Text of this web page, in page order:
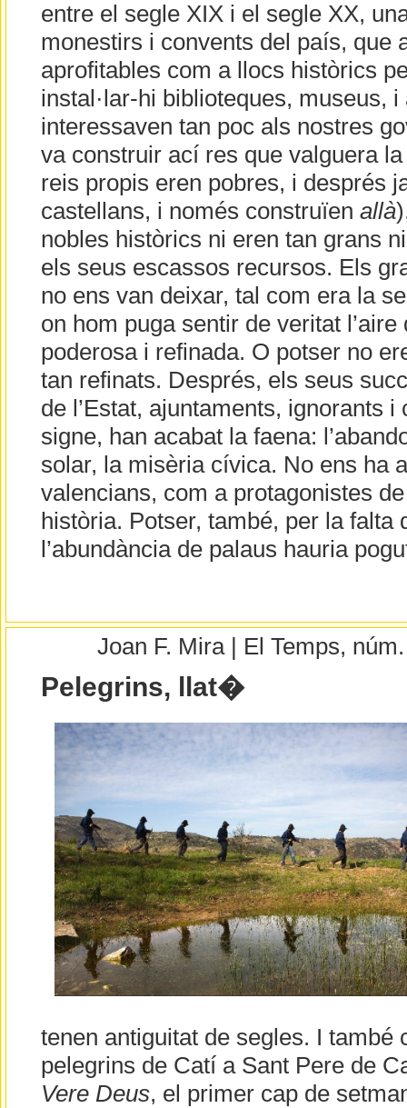
entre el segle XIX i el segle XX,
monestirs i convents del país, que
aprofitables com a llocs històrics
instal·lar-hi biblioteques, museus,
interessaven tan poc als nostres
va construir ací res que valguera
reis propis eren pobres, i després
castellans, i només construïen allà
nobles històrics ni eren tan grans
els seus escassos recursos. Els
no ens van deixar, tal com era la
on hom puga sentir de veritat l’aire
poderosa i refinada. O potser no
tan refinats. Després, els seus
de l’Estat, ajuntaments, ignorants
signe, han acabat la faena:
solar, la misèria cívica. No ens ha
valencians, com a protagonistes
història. Potser, també, per la falta
l’abundància de palaus hauria
Joan F. Mira | El Temps,
Pelegrins, llat�
tenen antiguitat de segles. I també
pelegrins de Catí a Sant Pere de
Vere Deus, el primer cap de